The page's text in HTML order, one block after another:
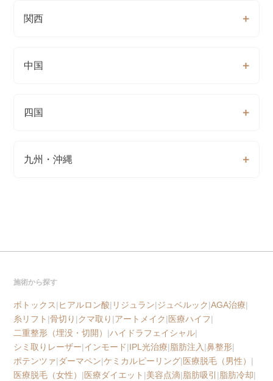
関西
中国
四国
九州・沖縄
施術から探す
ボトックス|ヒアルロン酸| リジュラン|ジュベルック|AGA治療|
糸リフト |骨切り |クマ取り |アートメイク|医療ハイフ|
二重整形（埋没・切開） |ハイドラフェイシャル|
シミ取りレーザー|インモード|IPL光治療|脂肪注入|鼻整形|
ポテンツァ|ダーマペン|ケミカルピーリング|医療脱毛（男性） |
医療脱毛（女性） |医療ダイエット |美容点滴|脂肪吸引 |脂肪冷却|